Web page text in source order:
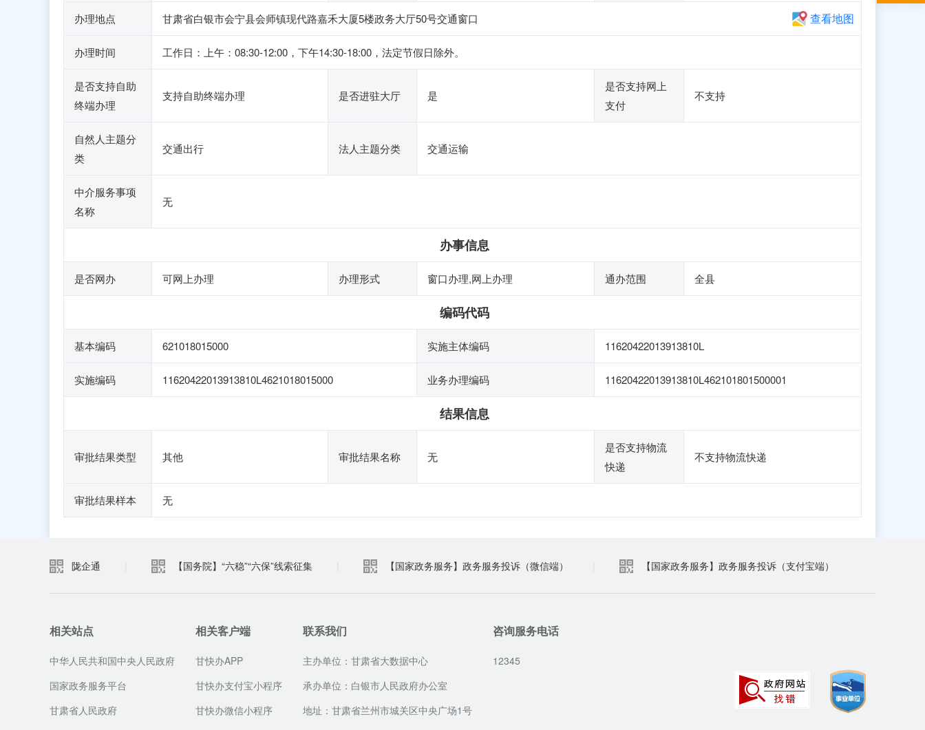
办理地点 甘肃省白银市会宁县会师镇现代路嘉禾大厦5楼政务大厅50号交通窗口 查看地图
办理时间 工作日：上午：08:30-12:00，下午14:30-18:00，法定节假日除外。
是否支持自助
终端办理
支持自助终端办理 是否进驻大厅 是
是否支持网上
支付
不支持
自然人主题分
类
交通出行 法人主题分类 交通运输
中介服务事项
名称
无
办事信息
是否网办 可网上办理 办理形式 窗口办理,网上办理 通办范围 全县
编码代码
基本编码 621018015000 实施主体编码 11620422013913810L
实施编码 11620422013913810L4621018015000 业务办理编码 11620422013913810L462101801500001
结果信息
审批结果类型 其他 审批结果名称 无
是否支持物流
快递
不支持物流快递
审批结果样本 无
陇企通 【国务院】“六稳”“六保”线索征集 【国家政务服务】政务服务投诉（微信端） 【国家政务服务】政务服务投诉（支付宝端）
相关站点
中华人民共和国中央人民政府
国家政务服务平台
甘肃省人民政府
相关客户端
甘快办APP
甘快办支付宝小程序
甘快办微信小程序
联系我们
主办单位：甘肃省大数据中心
承办单位：白银市人民政府办公室
地址：甘肃省兰州市城关区中央广场1号
咨询服务电话
12345